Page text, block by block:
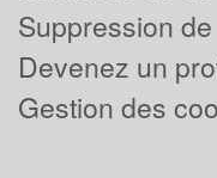
Suppression
Devenez un
Gestion des